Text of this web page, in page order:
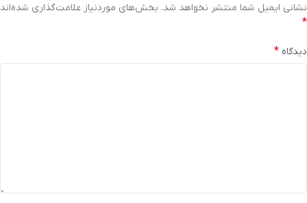
نشانی ایمیل شما منتشر نخواهد شد. بخش‌های موردنیاز علامت‌گذاری شده‌اند
*
دیدگاه *